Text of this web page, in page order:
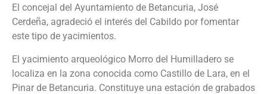
El concejal del Ayuntamiento de Betancuria, José
Cerdeña, agradeció el interés del Cabildo por fomentar
este tipo de yacimientos.
El yacimiento arqueológico Morro del Humilladero se
localiza en la zona conocida como Castillo de Lara, en el
Pinar de Betancuria. Constituye una estación de grabados